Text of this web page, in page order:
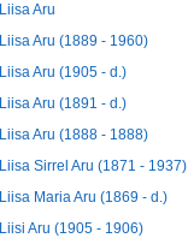
Liisa Aru
Liisa Aru (1889 - 1960)
Liisa Aru (1905 - d.)
Liisa Aru (1891 - d.)
Liisa Aru (1888 - 1888)
Liisa Sirrel Aru (1871 - 1937)
Liisa Maria Aru (1869 - d.)
Liisi Aru (1905 - 1906)